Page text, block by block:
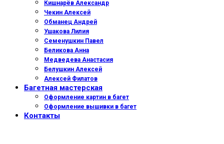
Кишнарёв Александр
Чекин Алексей
Обманец Андрей
Ушакова Лилия
Семенушкин Павел
Беликова Анна
Медведева Анастасия
Белушкин Алексей
Алексей Филатов
Багетная мастерская
Оформление картин в багет
Оформление вышивки в багет
Контакты